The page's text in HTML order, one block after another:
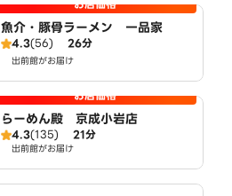
お店価格
魚介・豚骨ラーメン 一品家
4.3(56) 26分
出前館がお届け
お店価格
らーめん殿 京成小岩店
4.3(135) 21分
出前館がお届け